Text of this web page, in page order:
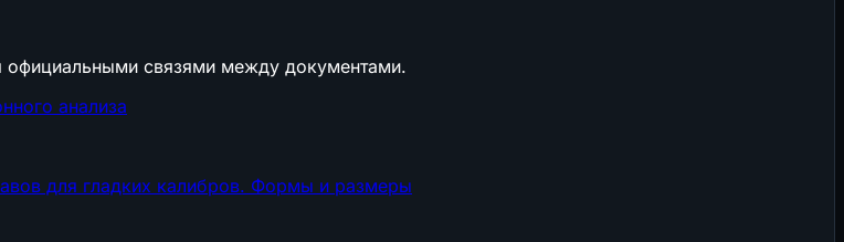
связями между документами.
анализа
для гладких калибров. Формы и размеры